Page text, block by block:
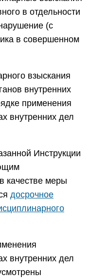
в отдельности
(с
в совершенном
взыскания
внутренних
применения
внутренних дел
Инструкции
качестве меры
досрочное
внутренних дел